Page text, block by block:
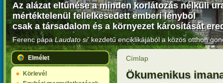
Az alázat eltűnése a minden korlátozás nélküli
mértéktelenül fellelkesedett emberi lényből
csak a társadalom és a környezet károsítását
Ferenc pápaLaudato si'kezdetű enciklikájából a közös otthon
Elmélet
Körlevél
Címlap
Ökumenikus